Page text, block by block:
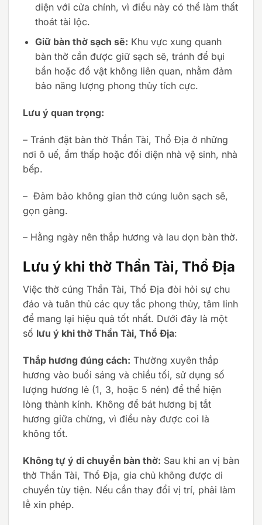
diện với cửa chính, vì điều này có thể làm thất
thoát tài lộc.
Giữ bàn thờ sạch sẽ: Khu vực xung quanh
bàn thờ cần được giữ sạch sẽ, tránh để bụi
bẩn hoặc đồ vật không liên quan, nhằm đảm
bảo năng lượng phong thủy tích cực.
Lưu ý quan trọng:
– Tránh đặt bàn thờ Thần Tài, Thổ Địa ở những
nơi ô uế, ẩm thấp hoặc đối diện nhà vệ sinh, nhà
bếp.
– Đảm bảo không gian thờ cúng luôn sạch sẽ,
gọn gàng.
– Hằng ngày nên thắp hương và lau dọn bàn thờ.
Lưu ý khi thờ Thần Tài, Thổ Địa
Việc thờ cúng Thần Tài, Thổ Địa đòi hỏi sự chu
đáo và tuân thủ các quy tắc phong thủy, tâm linh
để mang lại hiệu quả tốt nhất. Dưới đây là một
số lưu ý khi thờ Thần Tài, Thổ Địa:
Thắp hương đúng cách: Thường xuyên thắp
hương vào buổi sáng và chiều tối, sử dụng số
lượng hương lẻ (1, 3, hoặc 5 nén) để thể hiện
lòng thành kính. Không để bát hương bị tắt
hương giữa chừng, vì điều này được coi là
không tốt.
Không tự ý di chuyển bàn thờ: Sau khi an vị bàn
thờ Thần Tài, Thổ Địa, gia chủ không được di
chuyển tùy tiện. Nếu cần thay đổi vị trí, phải làm
lễ xin phép.